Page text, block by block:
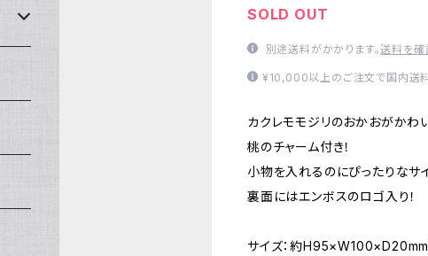
SOLD OUT
別途送料がかかります。送料を確
¥10,000以上のご注文で国内送料
カクレモモジリのおかおがかわ
桃のチャーム付き！
小物を入れるのにぴったりなサ
裏面にはエンボスのロゴ入り！
サイズ：約